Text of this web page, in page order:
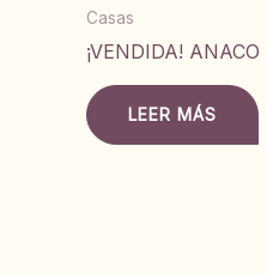
Casas
¡VENDIDA! ANACO
LEER MÁS